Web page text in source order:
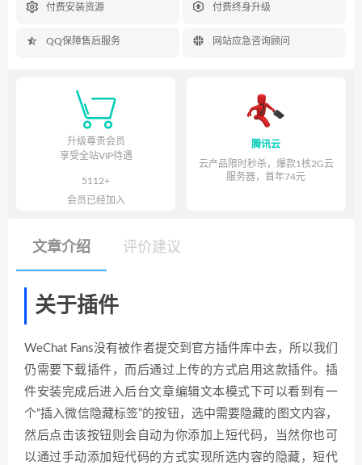
 付费安装资源  付费终身升级
 QQ保障售后服务  网站应急咨询顾问

升级尊贵会员
享受全站VIP待遇
5112+
会员已经加入
腾讯云
云产品限时秒杀，爆款1核2G云
服务器，首年74元
文章介绍 评价建议
关于插件
WeChat Fans没有被作者提交到官方插件库中去，所以我们
仍需要下载插件，而后通过上传的方式启用这款插件。插
件安装完成后进入后台文章编辑文本模式下可以看到有一
个“插入微信隐藏标签”的按钮，选中需要隐藏的图文内容，
然后点击该按钮则会自动为你添加上短代码，当然你也可
以通过手动添加短代码的方式实现所选内容的隐藏，短代